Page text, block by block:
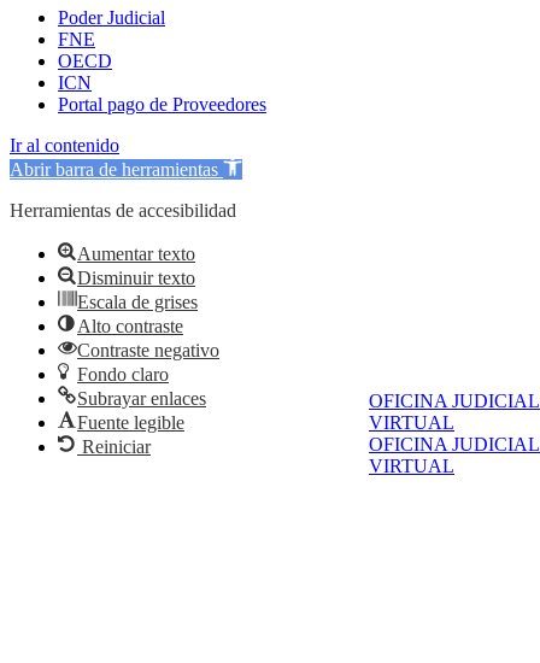
OFICINA JUDICIAL
VIRTUAL
OFICINA JUDICIAL
VIRTUAL
Poder Judicial
FNE
OECD
ICN
Portal pago de Proveedores
Ir al contenido
Abrir barra de herramientas
Herramientas de accesibilidad
Aumentar texto
Disminuir texto
Escala de grises
Alto contraste
Contraste negativo
Fondo claro
Subrayar enlaces
Fuente legible
Reiniciar